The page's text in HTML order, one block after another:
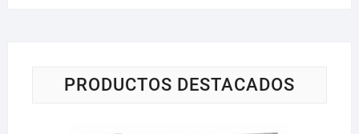
PRODUCTOS DESTACADOS